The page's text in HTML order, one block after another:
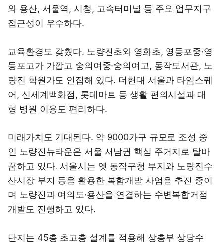
와 용산, 서울역, 시청, 고속터미널 등 주요 업무지구
접근성이 우수하다.
교육환경도 갖췄다. 노량진초와 영화초, 영등포중·영
등포고가 가깝고 숭의여중·숭의여고, 동작도서관, 노
량진 학원가도 인접해 있다. 더현대 서울과 타임스퀘
어, 신세계백화점, 롯데마트 등 생활 편의시설과 대
형 병원 이용도 편리하다.
미래가치도 기대된다. 약 9000가구 규모로 조성 중
인 노량진뉴타운은 서울 서남권 핵심 주거지로 탈바
꿈하고 있다. 서울시는 옛 동작구청 부지와 노량진수
산시장 부지 등을 활용한 복합개발 사업을 추진 중이
며 노량진과 여의도·용산을 연결하는 수변복합거점
개발도 진행하고 있다.
단지는 45층 초고층 설계를 적용해 상층부 상당수